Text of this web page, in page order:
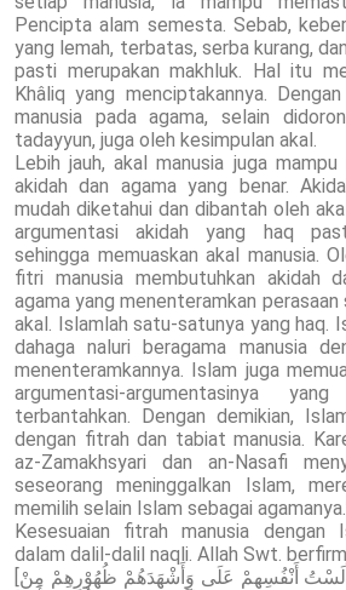
Pencipta alam semesta. Sebab,
yang lemah, terbatas, serba kurang,
pasti merupakan makhluk. Hal itu
Khâliq yang menciptakannya.
manusia pada agama, selain
tadayyun, juga oleh kesimpulan akal.
Lebih jauh, akal manusia juga
akidah dan agama yang benar.
mudah diketahui dan dibantah oleh
argumentasi akidah yang haq
sehingga memuaskan akal manusia.
fitri manusia membutuhkan akidah
agama yang menenteramkan perasaan
akal. Islamlah satu-satunya yang haq.
dahaga naluri beragama manusia
menenteramkannya. Islam juga
argumentasi-argumentasinya
terbantahkan. Dengan demikian,
dengan fitrah dan tabiat manusia.
az-Zamakhsyari dan an-Nasafi
seseorang meninggalkan Islam,
memilih selain Islam sebagai
Kesesuaian fitrah manusia dengan
dalam dalil-dalil naqli. Allah Swt.
[شَهِدْنَا بَلَى قَالُوْا بِرَبِّكُمْ أَلَسْتُ أَنْفُسِهِمْ عَلَى وَأَشْهَدَهُمْ ظُهُوْرِهِمْ مِنْ